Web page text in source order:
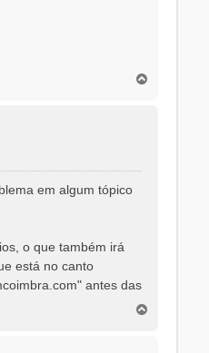
em algum tópico
o que também irá
está no canto
antes das